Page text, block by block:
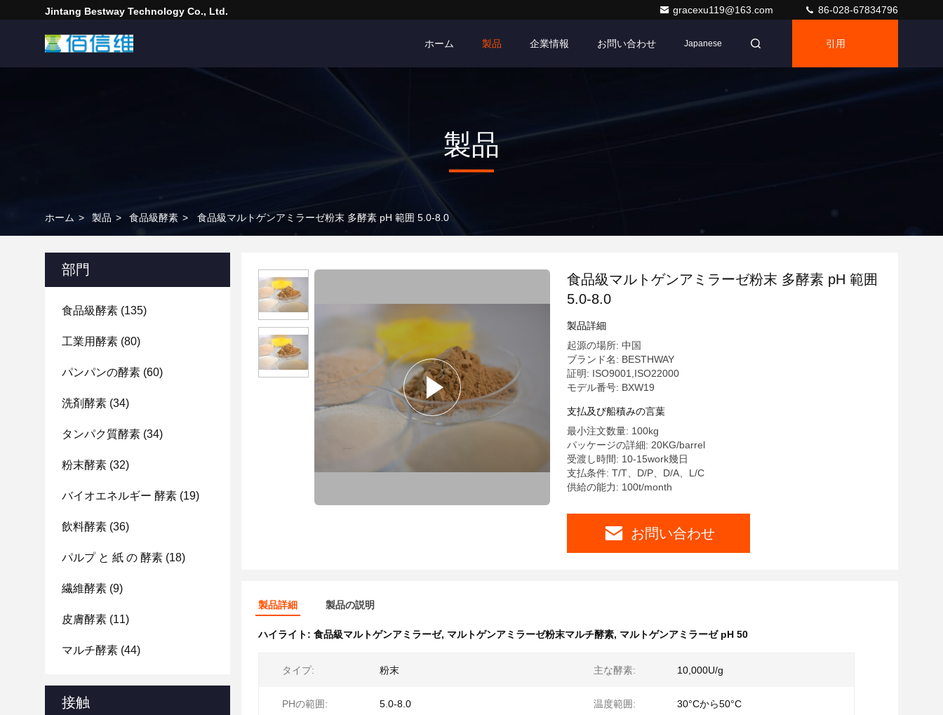
Jintang Bestway Technology Co., Ltd. gracexu119@163.com 86-028-67834796
ホーム 製品 企業情報 お問い合わせ Japanese 引用
製品
ホーム > 製品 > 食品級酵素 > 食品級マルトゲンアミラーゼ粉末 多酵素 pH 範囲 5.0-8.0
部門
食品級酵素 (135)
工業用酵素 (80)
パンパンの酵素 (60)
洗剤酵素 (34)
タンパク質酵素 (34)
粉末酵素 (32)
バイオエネルギー 酵素 (19)
飲料酵素 (36)
パルプ と 紙 の 酵素 (18)
繊維酵素 (9)
皮膚酵素 (11)
マルチ酵素 (44)
接触
食品級マルトゲンアミラーゼ粉末 多酵素 pH 範囲
5.0-8.0
製品詳細
起源の場所: 中国
ブランド名: BESTHWAY
証明: ISO9001,ISO22000
モデル番号: BXW19
支払及び船積みの言葉
最小注文数量: 100kg
パッケージの詳細: 20KG/barrel
受渡し時間: 10-15work幾日
支払条件: T/T、D/P、D/A、L/C
供給の能力: 100t/month
お問い合わせ
製品詳細 製品の説明
ハイライト: 食品級マルトゲンアミラーゼ, マルトゲンアミラーゼ粉末マルチ酵素, マルトゲンアミラーゼ pH 50
タイプ: 粉末 主な酵素: 10,000U/g
PHの範囲: 5.0-8.0 温度範囲: 30°Cから50°C